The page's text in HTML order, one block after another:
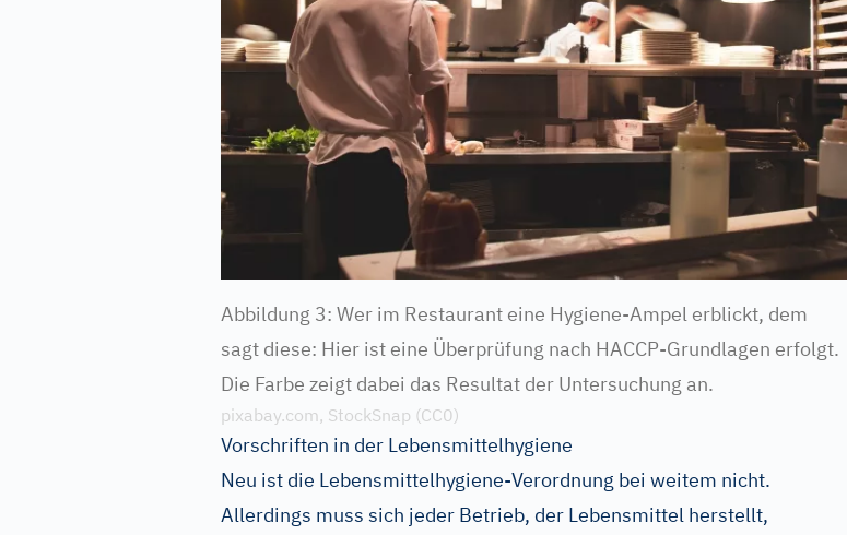
Abbildung 3: Wer im Restaurant eine Hygiene-Ampel erblickt, dem
sagt diese: Hier ist eine Überprüfung nach HACCP-Grundlagen erfolgt.
Die Farbe zeigt dabei das Resultat der Untersuchung an.
pixabay.com, StockSnap (CC0)
Vorschriften in der Lebensmittelhygiene
Neu ist die Lebensmittelhygiene-Verordnung bei weitem nicht.
Allerdings muss sich jeder Betrieb, der Lebensmittel herstellt,